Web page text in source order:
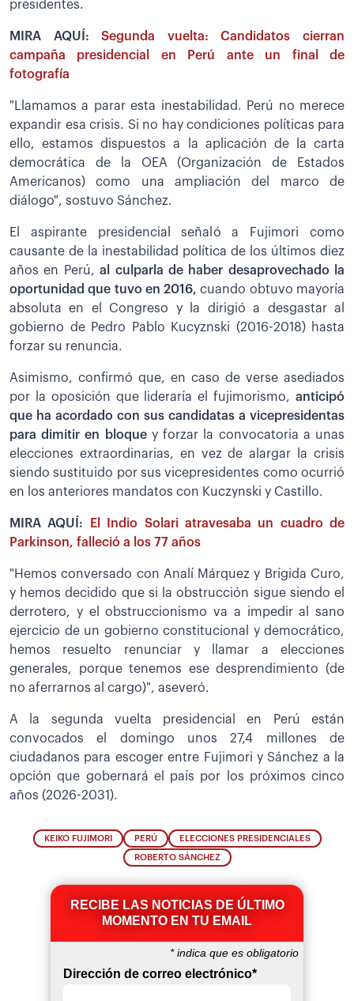
presidentes.
MIRA AQUÍ:Segunda vuelta: Candidatos cierran
campaña presidencial en Perú ante un final de
fotografía
"Llamamos a parar esta inestabilidad. Perú no merece
expandir esa crisis. Si no hay condiciones políticas para
ello, estamos dispuestos a la aplicación de la carta
democrática de la OEA (Organización de Estados
Americanos) como una ampliación del marco de
diálogo", sostuvo Sánchez.
El aspirante presidencial señaló a Fujimori como
causante de la inestabilidad política de los últimos diez
años en Perú,al culparla de haber desaprovechado la
oportunidad que tuvo en 2016,cuando obtuvo mayoría
absoluta en el Congreso y la dirigió a desgastar al
gobierno de Pedro Pablo Kucyznski (2016-2018) hasta
forzar su renuncia.
Asimismo, confirmó que, en caso de verse asediados
por la oposición que lideraría el fujimorismo, anticipó
que ha acordado con sus candidatas a vicepresidentas
para dimitir en bloque y forzar la convocatoria a unas
elecciones extraordinarias, en vez de alargar la crisis
siendo sustituido por sus vicepresidentes como ocurrió
en los anteriores mandatos con Kuczynski y Castillo.
MIRA AQUÍ:
El Indio Solari atravesaba un cuadro de
Parkinson, falleció a los 77 años
"Hemos conversado con Analí Márquez y Brígida Curo,
y hemos decidido que si la obstrucción sigue siendo el
derrotero, y el obstruccionismo va a impedir al sano
ejercicio de un gobierno constitucional y democrático,
hemos resuelto renunciar y llamar a elecciones
generales, porque tenemos ese desprendimiento (de
no aferrarnos al cargo)", aseveró.
A la segunda vuelta presidencial en Perú están
convocados el domingo unos 27,4 millones de
ciudadanos para escoger entre Fujimori y Sánchez a la
opción que gobernará el país por los próximos cinco
años (2026-2031).
KEIKO FUJIMORI PERÚ ELECCIONES PRESIDENCIALES
ROBERTO SÁNCHEZ
RECIBE LAS NOTICIAS DE ÚLTIMO
MOMENTO EN TU EMAIL
*indica que es obligatorio
Dirección de correo electrónico*